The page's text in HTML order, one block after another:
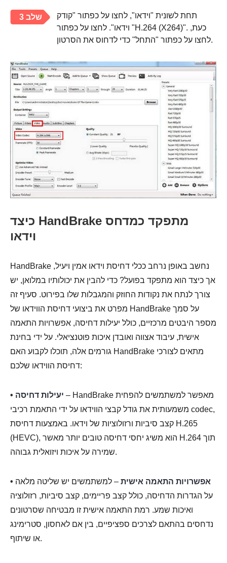
שלב 3
תחת לשונית "וידאו", לחצו על כפתור "קודק
וידאו". לחצו על כפתור "H.264 (X264)". כעת,
לחצו על כפתור "התחל" כדי לדחוס את הסרטון.
כיצד HandBrake מתפקד כמדחס
וידאו
HandBrake נחשב באופן נרחב ככלי דחיסת וידאו אמין ויעיל,
אך כיצד הוא מתפקד בפועל? כדי להבין את יכולותיו במלואן, יש
צורך לנתח את נקודות החוזק והמגבלות שלו בפירוט. סעיף זה
מפרט את ביצועי דחיסת הווידאו של HandBrake על סמך
מספר היבטים מרכזיים, כולל יעילות דחיסה, אפשרויות התאמה
אישית, עיבוד אצווה ואובדן איכות פוטנציאלי. על ידי בחינת
גורמים אלה, תוכלו לקבוע האם HandBrake מתאים לצורכי
דחיסת הווידאו שלכם:
• יעילות דחיסה – HandBrake מאפשר למשתמשים להפחית
משמעותית את גודל קבצי הווידאו על ידי התאמת רכיבי codec,
קצב סיביות ורזולוציות של וידאו. באמצעות דחיסת H.265
(HEVC), הוא משיג יחסי דחיסה טובים יותר מאשר H.264 תוך
שמירה על איכות ויזואלית גבוהה.
• אפשרויות התאמה אישית – למשתמשים יש שליטה מלאה
על הגדרות הדחיסה, כולל קצב פריימים, קצב סיביות, רזולוציה
ואיכות שמע. רמת התאמה אישית זו מבטיחה שסרטונים
נדחסים בהתאם לצרכים ספציפיים, בין אם לאחסון, סטרימינג
או שיתוף.